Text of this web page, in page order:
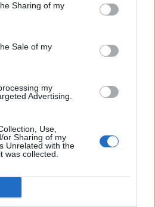
Sharing of my
Sale of my
my
Advertising.
Use,
or Sharing of my
Unrelated with the
was collected.
ale aj dospelých.
geografa Klimenta
Kollárovej samozrejme
kultúry a umenia sú
kartičkách podľa jednotlivých
ani rôzne zaujímavosti,
približuje hru hlavný
ide o hru a zábavu
že nie vždy vyhrá
mať viac šťastia“.